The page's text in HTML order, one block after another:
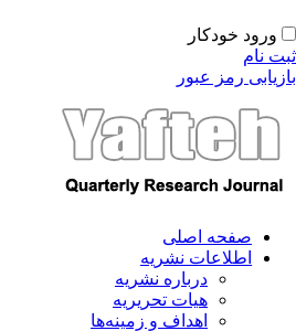
ورود خودکار
نام
رمز عبور
صفحه اصلی
اطلاعات نشریه
درباره نشریه
هیات تحریریه
اهداف و زمینه‌ها